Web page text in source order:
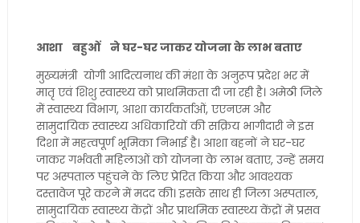
आशा बहुओं ने घर-घर जाकर योजना के लाभ बताए
मुख्यमंत्री योगी आदित्यनाथ की मंशा के अनुरूप प्रदेश भर में
मातृ एवं शिशु स्वास्थ्य को प्राथमिकता दी जा रही है। अमेठी जिले
में स्वास्थ्य विभाग, आशा कार्यकर्ताओं, एएनएम और
सामुदायिक स्वास्थ्य अधिकारियों की सक्रिय भागीदारी ने इस
दिशा में महत्वपूर्ण भूमिका निभाई है। आशा बहनों ने घर-घर
जाकर गर्भवती महिलाओं को योजना के लाभ बताए, उन्हें समय
पर अस्पताल पहुंचने के लिए प्रेरित किया और आवश्यक
दस्तावेज पूरे करने में मदद की। इसके साथ ही जिला अस्पताल,
सामुदायिक स्वास्थ्य केंद्रों और प्राथमिक स्वास्थ्य केंद्रों में प्रसव